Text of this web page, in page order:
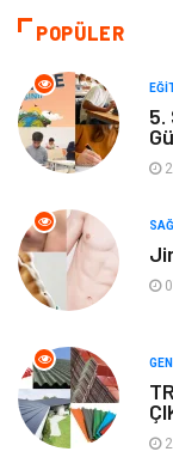
Bilgisayar &
Yemek
Emlak
Bebek Giyim
POPÜLER
5.